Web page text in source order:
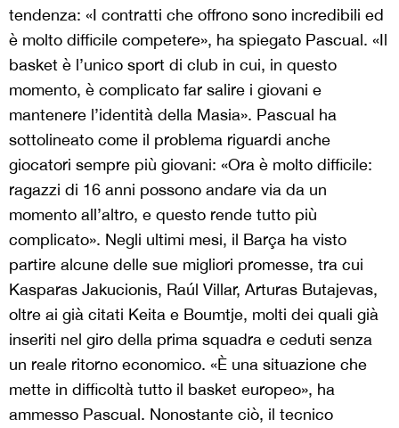
tendenza: «I contratti che offrono sono incredibili ed
è molto difficile competere», ha spiegato Pascual. «Il
basket è l’unico sport di club in cui, in questo
momento, è complicato far salire i giovani e
mantenere l’identità della Masia». Pascual ha
sottolineato come il problema riguardi anche
giocatori sempre più giovani: «Ora è molto difficile:
ragazzi di 16 anni possono andare via da un
momento all’altro, e questo rende tutto più
complicato». Negli ultimi mesi, il Barça ha visto
partire alcune delle sue migliori promesse, tra cui
Kasparas Jakucionis, Raúl Villar, Arturas Butajevas,
oltre ai già citati Keita e Boumtje, molti dei quali già
inseriti nel giro della prima squadra e ceduti senza
un reale ritorno economico. «È una situazione che
mette in difficoltà tutto il basket europeo», ha
ammesso Pascual. Nonostante ciò, il tecnico